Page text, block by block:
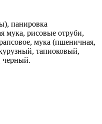
панировка
мука, рисовые отруби,
мука (пшеничная,
тапиоковый,
черный.